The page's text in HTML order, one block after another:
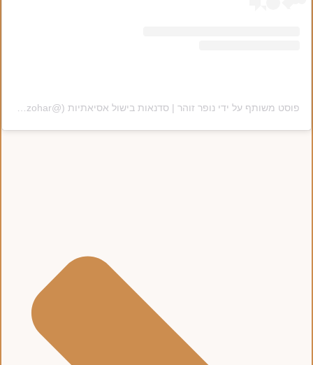
פוסט משותף על ידי ‏‎נופר זוהר | סדנאות בישול אסיאתיות‎‏ (@‏‎nofar_zohar‎‏)